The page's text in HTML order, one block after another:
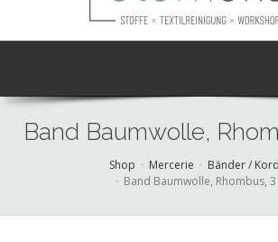
Band Baumwolle,
Shop Mercerie
Bänder /
Band Baumwolle, Rhombus, 3